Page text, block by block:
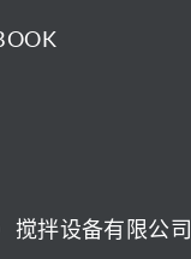
搅拌设备有限公司